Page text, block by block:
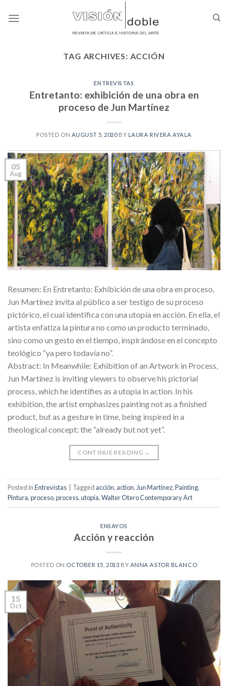
TAG ARCHIVES: ACCIÓN
ENTREVISTAS
Entretanto: exhibición de una obra en
proceso de Jun Martínez
POSTED ON AUGUST 5, 2020BY LAURA RIVERA AYALA
05
Aug
Resumen: En Entretanto: Exhibición de una obra en proceso,
Jun Martínez invita al público a ser testigo de su proceso
pictórico, el cual identifica con una utopía en acción. En ella, el
artista enfatiza la pintura no como un producto terminado,
sino como un gesto en el tiempo, inspirándose en el concepto
teológico “ya pero todavía no”.
Abstract: In Meanwhile: Exhibition of an Artwork in Process,
Jun Martínez is inviting viewers to observe his pictorial
process, which he identifies as a utopia in action. In his
exhibition, the artist emphasizes painting not as a finished
product, but as a gesture in time, being inspired in a
theological concept: the “already but not yet”.
CONTINUE READING →
Posted inEntrevistas Tagged acción, action, Jun Martínez,Painting,
Pintura,proceso,process,utopía,Walter Otero Contemporary Art
ENSAYOS
Acción y reacción
POSTED ON OCTOBER 15, 2013 BY ANNA ASTOR BLANCO
15
Oct